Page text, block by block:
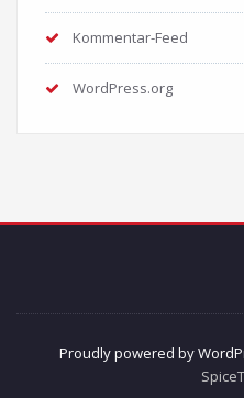
Kommentar-Feed
WordPress.org
Proudly powered by